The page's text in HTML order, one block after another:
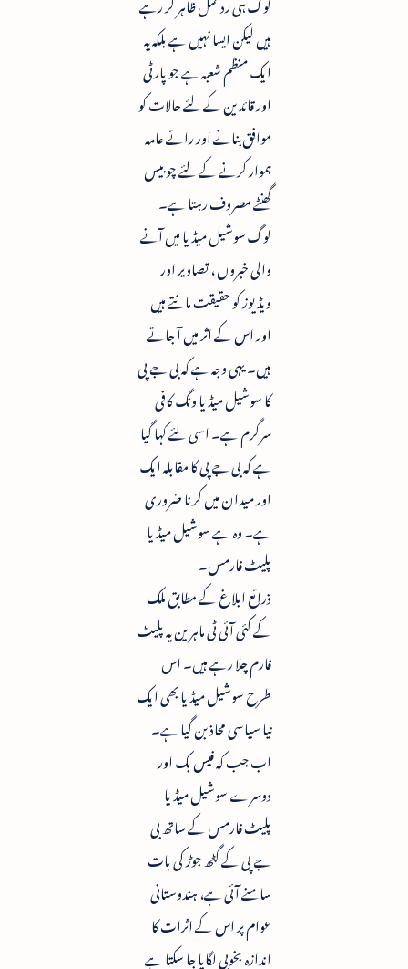
ہیں لیکن ایسا نہیں ہے بلکہ یہ
ایک منظم شعبہ ہے جو پارٹی
اور قائدین کے لئے حالات کو
موافق بنانے اور رائے عامہ
ہموار کرنے کے لئے چوبیس
گھنٹے مصروف رہتا ہے۔
لوگ سوشیل میڈیا میں آنے
والی خبروں ، تصاویر اور
ویڈیوز کو حقیقت مانتے ہیں
اور اس کے اثر میں آ جاتے
ہیں۔ یہی وجہ ہے کہ بی جے پی
کا سوشیل میڈیا ونگ کافی
سرگرم ہے۔ اسی لئے کہا گیا
ہے کہ بی جے پی کا مقابلہ ایک
اور میدان میں کرنا ضروری
ہے۔ وہ ہے سوشیل میڈیا
پلیٹ فارمس۔
ذرائع ابلاغ کے مطابق ملک
کے کئی آئی ٹی ماہرین یہ پلیٹ
فارم چلا رہے ہیں۔ اس
طرح سوشیل میڈیا بھی ایک
نیا سیاسی محاذ بن گیا ہے۔
اب جب کہ فیس بک اور
دوسرے سوشیل میڈیا
پلیٹ فارمس کے ساتھ بی
جے پی کے گٹھ جوڑ کی بات
سامنے آئی ہے، ہندوستانی
عوام پر اس کے اثرات کا
اندازہ بخوبی لگایا جا سکتا ہے